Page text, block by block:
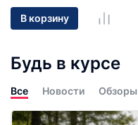
В корзину
Будь в курсе
Все Новости Обзоры